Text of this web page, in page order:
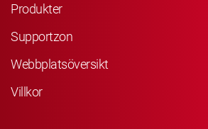
Produkter
Supportzon
Webbplatsöversikt
Villkor